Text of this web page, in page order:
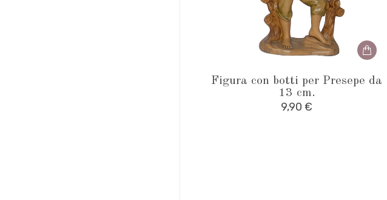
Figura con botti per Presepe da
13 cm.
9,90€